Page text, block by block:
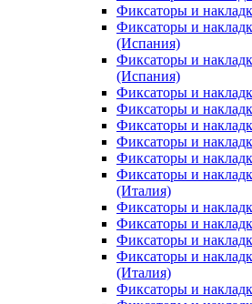
Фиксаторы и
Фиксаторы и
(Испания)
Фиксаторы и
(Испания)
Фиксаторы и
Фиксаторы и
Фиксаторы и
Фиксаторы и
Фиксаторы и
Фиксаторы и
(Италия)
Фиксаторы и
Фиксаторы и
Фиксаторы и
Фиксаторы и
(Италия)
Фиксаторы и